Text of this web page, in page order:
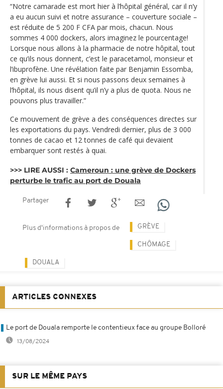
“Notre camarade est mort hier à l’hôpital général, car il n’y
a eu aucun suivi et notre assurance – couverture sociale –
est réduite de 5 200 F CFA par mois, chacun. Nous
sommes 4 000 dockers, alors imaginez le pourcentage!
Lorsque nous allons à la pharmacie de notre hôpital, tout
ce qu’ils nous donnent, c’est le paracetamol, monsieur et
l’ibuprofène. Une révélation faite par Benjamin Essomba,
en grève lui aussi. Et si nous passons deux semaines à
l’hôpital, ils nous disent qu’il n’y a plus de quota. Nous ne
pouvons plus travailler.”
Ce mouvement de grève a des conséquences directes sur
les exportations du pays. Vendredi dernier, plus de 3 000
tonnes de cacao et 12 tonnes de café qui devaient
embarquer sont restés à quai.
>>> LIRE AUSSI : Cameroun : une grève de Dockers
perturbe le trafic au port de Douala
Partager
Plus d'informations à propos de GRÈVE
CHÔMAGE
DOUALA
ARTICLES CONNEXES
Le port de Douala remporte le contentieux face au groupe Bolloré
13/08/2024
SUR LE MÊME PAYS